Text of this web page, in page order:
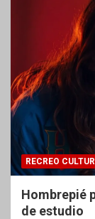
RECREO
Hombrepié
de estudio